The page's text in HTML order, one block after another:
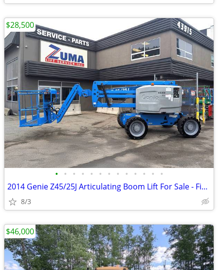
• • • • • • • • • • • • •
2014 Genie Z45/25J Articulating Boom Lift For Sale - Finance $589 Mo*
8/3
$28,500
$46,000